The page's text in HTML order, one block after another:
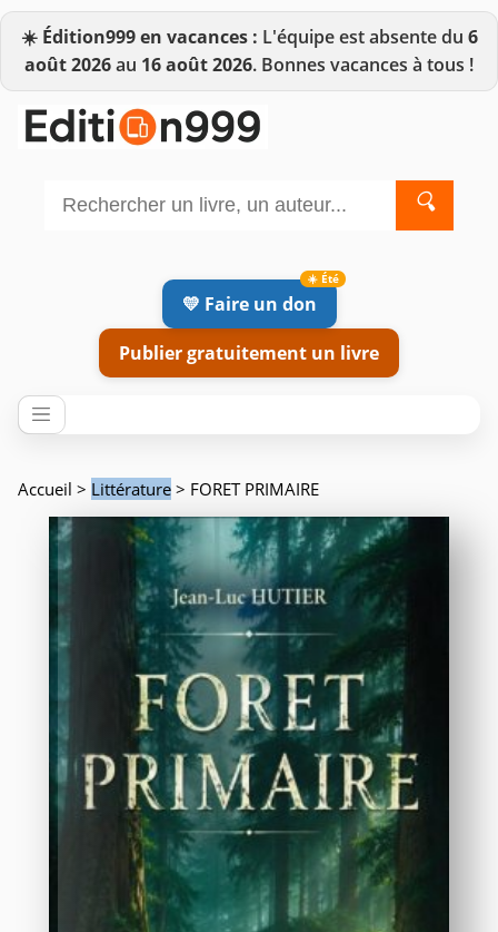
☀️ Édition999 en vacances : L'équipe est absente du 6
août 2026au 16 août 2026. Bonnes vacances à tous !
🔍
💛 Faire un don
Publier gratuitement un livre
Accueil > Littérature > FORET PRIMAIRE